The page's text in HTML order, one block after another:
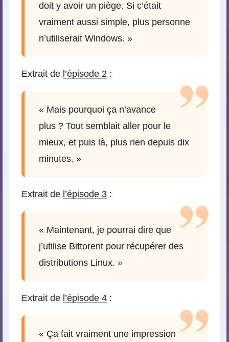
doit y avoir un piège. Si c’était
vraiment aussi simple, plus personne
n’utiliserait Windows. »
Extrait de l’épisode 2 :
« Mais pourquoi ça n’avance
plus ? Tout semblait aller pour le
mieux, et puis là, plus rien depuis dix
minutes. »
Extrait de l’épisode 3 :
« Maintenant, je pourrai dire que
j’utilise Bittorent pour récupérer des
distributions Linux. »
Extrait de l’épisode 4 :
« Ça fait vraiment une impression